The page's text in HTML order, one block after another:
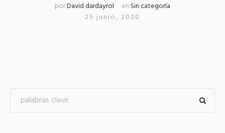
porDavid dardayrol en Sin categoría
25 junio, 2020